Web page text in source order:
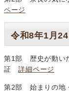
ページ
令和8年1月24
第1部 歴史が動い
証詳細ページ
第2部 始まりの地